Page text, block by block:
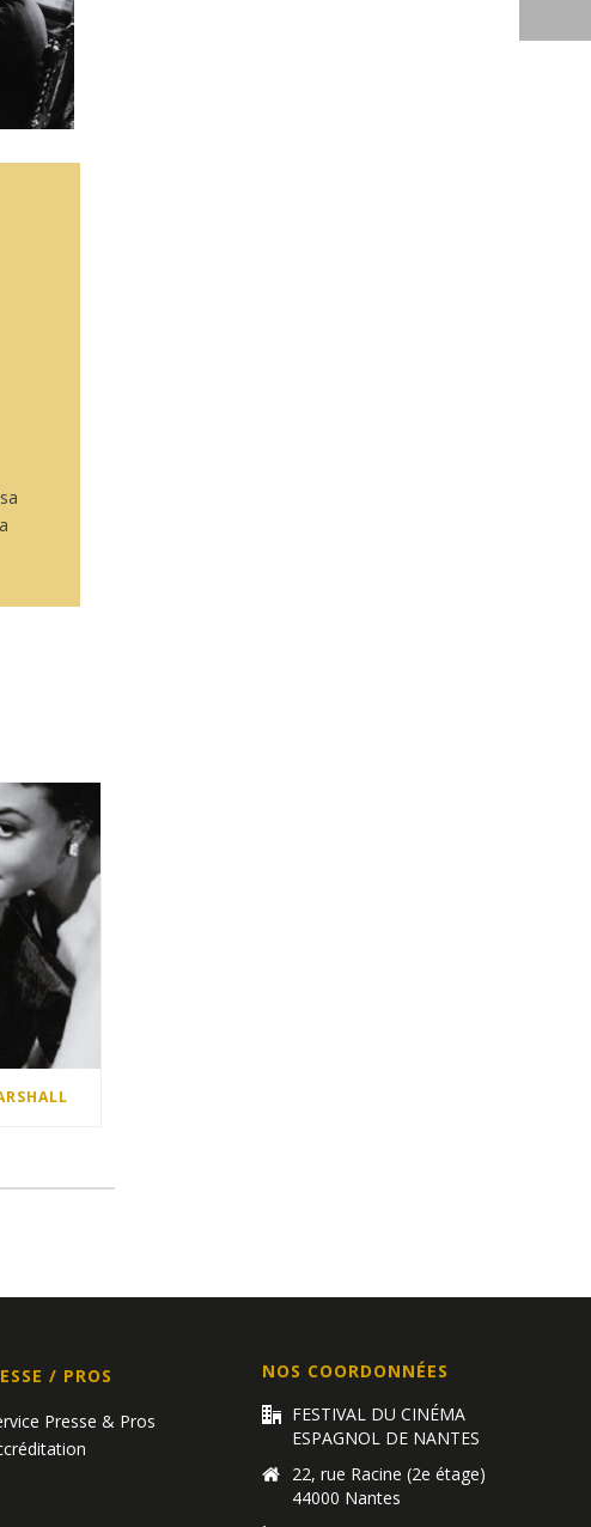
/ PROS
Presse & Pros
NOS COORDONNÉES
FESTIVAL DU CINÉMA
ESPAGNOL DE NANTES
22, rue Racine (2e étage)
44000 Nantes